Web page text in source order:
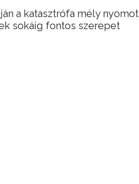
a katasztrófa mély nyomot
sokáig fontos szerepet